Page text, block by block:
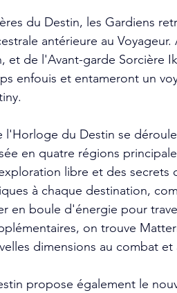
du Destin, les Gardiens
antérieure au
et de l'Avant-garde Sorcière
enfouis et entameront un
l'Horloge du Destin se
en quatre régions
libre et des
à chaque destination,
en boule d'énergie pour
on trouve
dimensions au combat et
propose également le